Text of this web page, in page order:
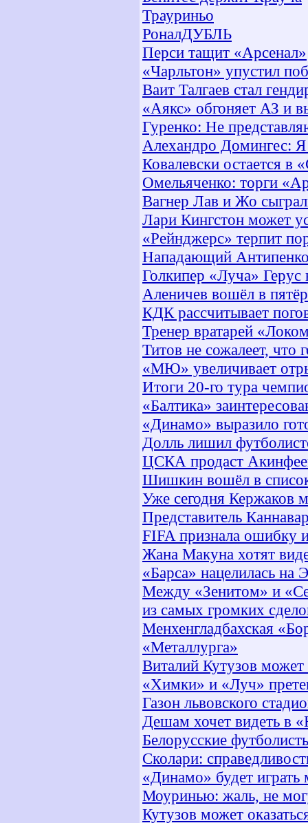
Трауриньо
РоналДУБЛЬ
Перси тащит «Арсенал»
«Чарльтон» упустил
Ваит Талгаев стал
«Аякс» обгоняет АЗ и
Гуренко: Не
Алехандро Домингес:
Ковалевски остается в
Омельяченко: торги
Вагнер Лав и Жо
Лари Кингстон может
«Рейнджерс» терпит
Нападающий
Голкипер «Луча» Герус
Аленичев вошёл в
КДК рассчитывает
Тренер вратарей
Титов не сожалеет, что
«МЮ» увеличивает
Итоги 20-го тура
«Балтика»
«Динамо» выразило
Долль лишил
ЦСКА продаст
Шишкин вошёл в
Уже сегодня Кержаков
Представитель
FIFA признала ошибку
Жана Макуна хотят
«Барса» нацелилась на
Между «Зенитом» и
из самых громких
Менхенгладбахская
«Металлурга»
Виталий Кутузов
«Химки» и «Луч»
Газон львовского
Дешам хочет видеть в
Белорусские
Сколари:
«Динамо» будет
Моуринью: жаль, не
Кутузов может